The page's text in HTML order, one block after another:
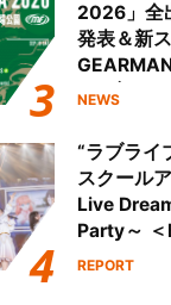
2026」全
発表＆新
し、初と
NEWS
“ラブライ
スクール
Live
Party～
Party
REPORT